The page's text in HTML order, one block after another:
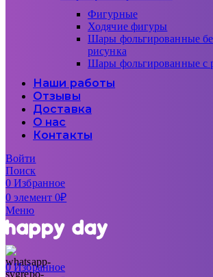
Фигурные
Ходячие фигуры
Шары фольгированные
рисунка
Шары фольгированные с
Наши работы
Отзывы
Доставка
О нас
Контакты
Войти
Поиск
0Избранное
0элемент 0₽
Меню
0Избранное